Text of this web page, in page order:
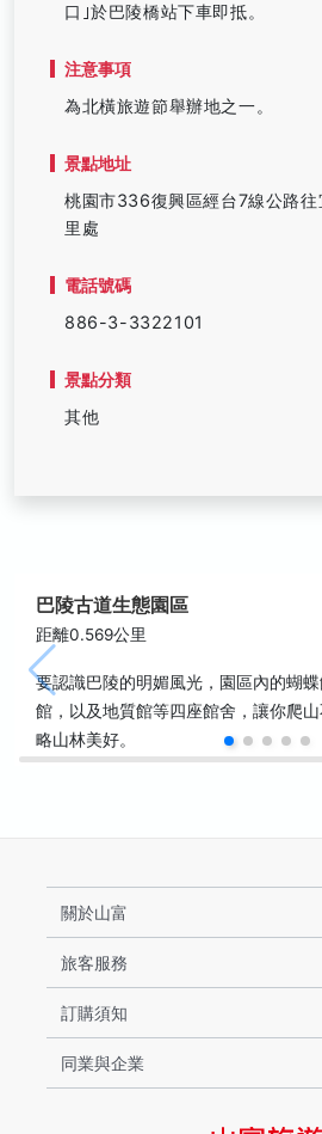
口｣於巴陵橋站下車即抵。
注意事項
為北橫旅遊節舉辦地之一。
景點地址
桃園市336復興區經台7線公路
里處
電話號碼
886-3-3322101
景點分類
其他
巴陵古道生態園區
距離0.569公里
要認識巴陵的明媚風光，園區內的蝴
館，以及地質館等四座館舍，讓你爬
略山林美好。
關於山富
旅客服務
訂購須知
同業與企業